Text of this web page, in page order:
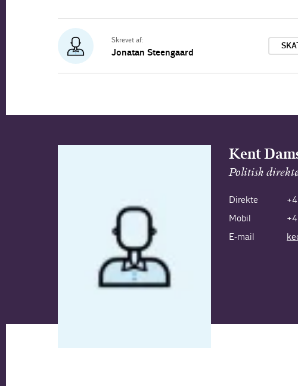
Skrevet af:
Jonatan Steengaard
Kent
Politisk
Direkte
Mobil
E-mail